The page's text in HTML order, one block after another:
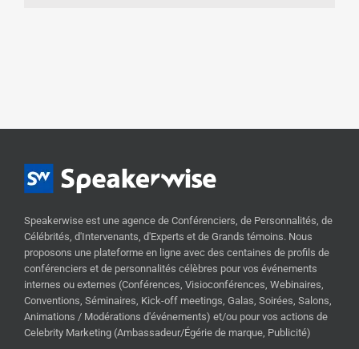
Speakerwise est une agence de Conférenciers, de Personnalités, de
Célébrités, d'Intervenants, d'Experts et de Grands témoins. Nous
proposons une plateforme en ligne avec des centaines de profils de
conférenciers et de personnalités célèbres pour vos événements
internes ou externes (Conférences, Visioconférences, Webinaires,
Conventions, Séminaires, Kick-off meetings, Galas, Soirées, Salons,
Animations / Modérations d'événements) et/ou pour vos actions de
Celebrity Marketing (Ambassadeur/Égérie de marque, Publicité)